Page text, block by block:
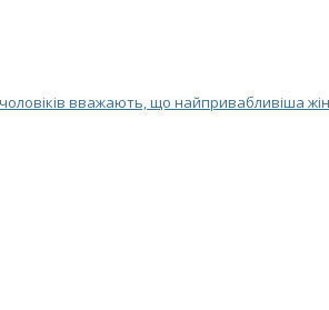
вважають, що найпривабливіша